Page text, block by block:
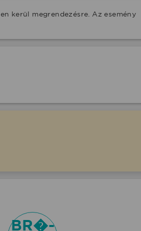
kerül megrendezésre. Az esemény
BR�-